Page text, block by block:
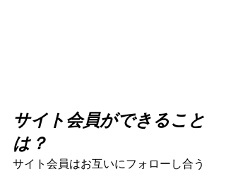
サイト会員ができること
は？
サイト会員はお互いにフォローし合う